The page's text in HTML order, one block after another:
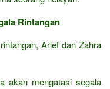
Rintangan
Arief dan Zahra
akan mengatasi segala